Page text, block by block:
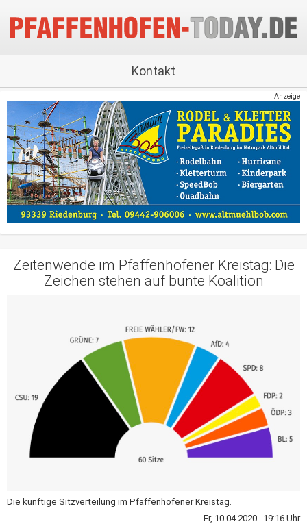
Kontakt
Anzeige
Zeitenwende im Pfaffenhofener Kreistag: Die
Zeichen stehen auf bunte Koalition
Die künftige Sitzverteilung im Pfaffenhofener Kreistag.
Fr, 10.04.2020 19:16 Uhr